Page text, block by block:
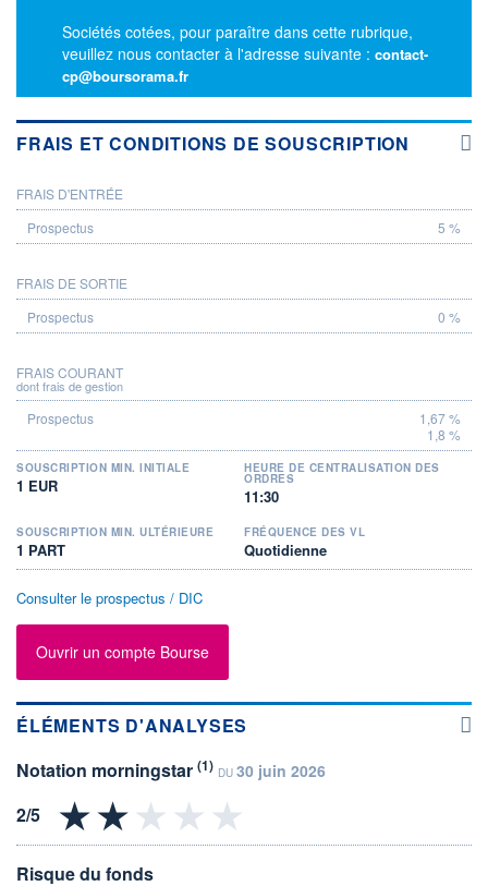
Sociétés cotées, pour paraître dans cette rubrique,
veuillez nous contacter à l'adresse suivante : contact-
cp@boursorama.fr
FRAIS ET CONDITIONS DE SOUSCRIPTION
PROSPECTUS
FRAIS D'ENTRÉE
5 %
FRAIS DE SORTIE
0 %
FRAIS COURANT
dont frais de gestion
1,67 %
1,8 %
SOUSCRIPTION MIN. INITIALE
1 EUR
HEURE DE CENTRALISATION DES
ORDRES
11:30
SOUSCRIPTION MIN. ULTÉRIEURE
1 PART
FRÉQUENCE DES VL
Quotidienne
Consulter le prospectus / DIC
Ouvrir un compte Bourse
ÉLÉMENTS D'ANALYSES
Notation morningstar (1) DU 30 juin 2026
Risque du fonds